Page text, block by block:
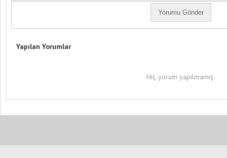
Yapılan Yorumlar
Hiç yorum yapılmamış.